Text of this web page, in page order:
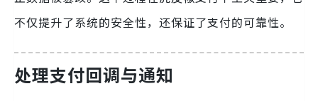
不仅提升了系统的安全性，还保证了支付的可靠性。
处理支付回调与通知